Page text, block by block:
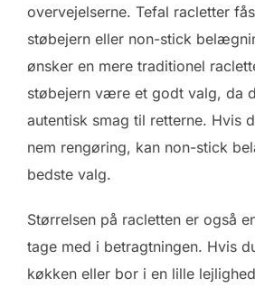
overvejelserne. Tefal racletter
støbejern eller non-stick
ønsker en mere traditionel
støbejern være et godt valg, da
autentisk smag til retterne. Hvis
nem rengøring, kan non-stick
bedste valg.
Størrelsen på racletten er også
tage med i betragtningen. Hvis
køkken eller bor i en lille